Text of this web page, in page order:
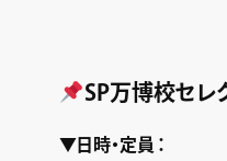
SP万博校セ
▼日時・定員 ：